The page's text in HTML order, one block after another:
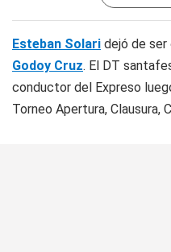
Esteban Solari dejó de
Godoy Cruz. El DT
conductor del Expreso
Torneo Apertura, Clausura,